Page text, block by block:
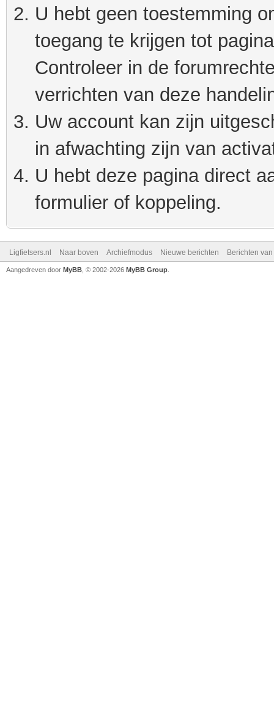
U hebt geen toestemming
toegang te krijgen tot
Controleer in de
verrichten van deze
Uw account kan zijn
in afwachting zijn van
U hebt deze pagina direct
formulier of koppeling.
Ligfietsers.nl Naar boven Archiefmodus Nieuwe berichten Berichten
Aangedreven door MyBB , © 2002-2026 MyBB Group